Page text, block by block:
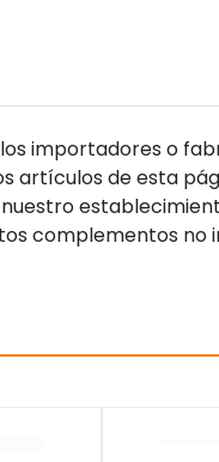
importadores o
artículos de esta
complementos no